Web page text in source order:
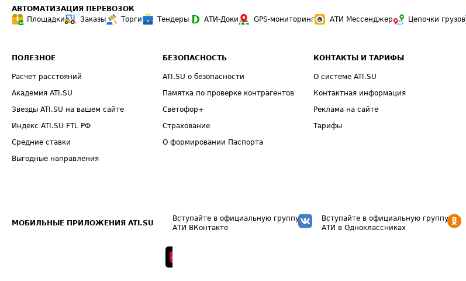
АВТОМАТИЗАЦИЯ ПЕРЕВОЗОК
Площадки
Заказы Торги Тендеры АТИ-Доки GPS-мониторинг АТИ Мессенджер Цепочки грузов
ПОЛЕЗНОЕ
Расчет расстояний
Академия ATI.SU
Звезды ATI.SU на вашем сайте
Индекс ATI.SU FTL РФ
Средние ставки
Выгодные направления
БЕЗОПАСНОСТЬ
ATI.SU о безопасности
Памятка по проверке контрагентов
Светофор+
Страхование
О формировании Паспорта
КОНТАКТЫ И ТАРИФЫ
О системе ATI.SU
Контактная информация
Реклама на сайте
Тарифы
МОБИЛЬНЫЕ ПРИЛОЖЕНИЯ ATI.SU
Вступайте в официальную группу
АТИ ВКонтакте
Вступайте в официальную группу
АТИ в Одноклассниках